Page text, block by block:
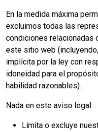
En la medida máxima
excluimos todas las
condiciones relacionadas
este sitio web
implícita por la ley con
idoneidad para el
habilidad razonables).
Nada en este aviso legal:
Limita o excluye